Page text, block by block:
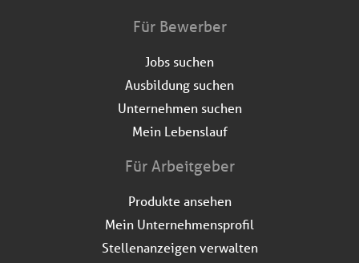
Für Bewerber
Jobs suchen
Ausbildung suchen
Unternehmen suchen
Mein Lebenslauf
Für Arbeitgeber
Produkte ansehen
Mein Unternehmensprofil
Stellenanzeigen verwalten